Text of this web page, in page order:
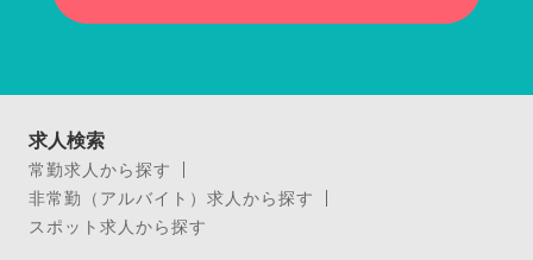
求人検索
常勤求人から探す
非常勤（アルバイト）求人から探す
スポット求人から探す